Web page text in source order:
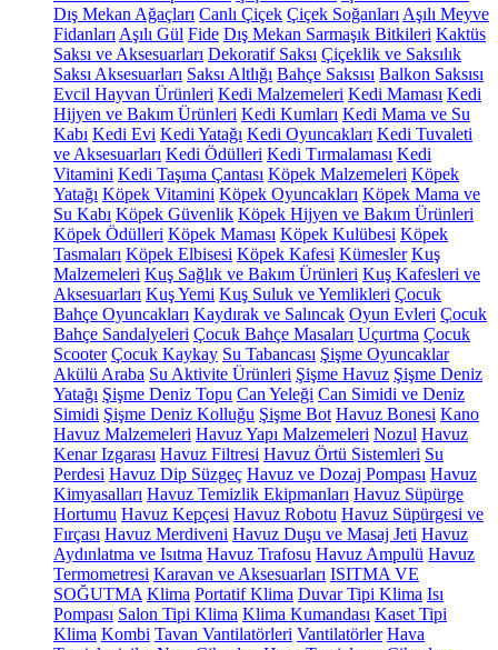
Dış Mekan Ağaçları Canlı Çiçek Çiçek Soğanları Aşılı Meyve
Fidanları Aşılı Gül Fide Dış Mekan Sarmaşık Bitkileri Kaktüs
Saksı ve Aksesuarları Dekoratif Saksı Çiçeklik ve Saksılık
Saksı Aksesuarları Saksı Altlığı Bahçe Saksısı Balkon Saksısı
Evcil Hayvan Ürünleri Kedi Malzemeleri Kedi Maması Kedi
Hijyen ve Bakım Ürünleri Kedi Kumları Kedi Mama ve Su
Kabı Kedi Evi Kedi Yatağı Kedi Oyuncakları Kedi Tuvaleti
ve Aksesuarları Kedi Ödülleri Kedi Tırmalaması Kedi
Vitamini Kedi Taşıma Çantası Köpek Malzemeleri Köpek
Yatağı Köpek Vitamini Köpek Oyuncakları Köpek Mama ve
Su Kabı Köpek Güvenlik Köpek Hijyen ve Bakım Ürünleri
Köpek Ödülleri Köpek Maması Köpek Kulübesi Köpek
Tasmaları Köpek Elbisesi Köpek Kafesi Kümesler Kuş
Malzemeleri Kuş Sağlık ve Bakım Ürünleri Kuş Kafesleri ve
Aksesuarları Kuş Yemi Kuş Suluk ve Yemlikleri Çocuk
Bahçe Oyuncakları Kaydırak ve Salıncak Oyun Evleri Çocuk
Bahçe Sandalyeleri Çocuk Bahçe Masaları Uçurtma Çocuk
Scooter Çocuk Kaykay Su Tabancası Şişme Oyuncaklar
Akülü Araba Su Aktivite Ürünleri Şişme Havuz Şişme Deniz
Yatağı Şişme Deniz Topu Can Yeleği Can Simidi ve Deniz
Simidi Şişme Deniz Kolluğu Şişme Bot Havuz Bonesi Kano
Havuz Malzemeleri Havuz Yapı Malzemeleri Nozul Havuz
Kenar Izgarası Havuz Filtresi Havuz Örtü Sistemleri Su
Perdesi Havuz Dip Süzgeç Havuz ve Dozaj Pompası Havuz
Kimyasalları Havuz Temizlik Ekipmanları Havuz Süpürge
Hortumu Havuz Kepçesi Havuz Robotu Havuz Süpürgesi ve
Fırçası Havuz Merdiveni Havuz Duşu ve Masaj Jeti Havuz
Aydınlatma ve Isıtma Havuz Trafosu Havuz Ampulü Havuz
Termometresi Karavan ve Aksesuarları ISITMA VE
SOĞUTMA Klima Portatif Klima Duvar Tipi Klima Isı
Pompası Salon Tipi Klima Klima Kumandası Kaset Tipi
Klima Kombi Tavan Vantilatörleri Vantilatörler Hava